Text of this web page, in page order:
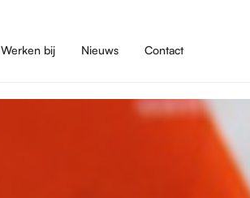
Werken bij Nieuws Contact